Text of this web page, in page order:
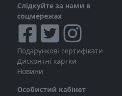
Слідкуйте за нами в
соцмережах
Подарункові сертифікати
Дисконтні картки
Новини
Особистий кабінет